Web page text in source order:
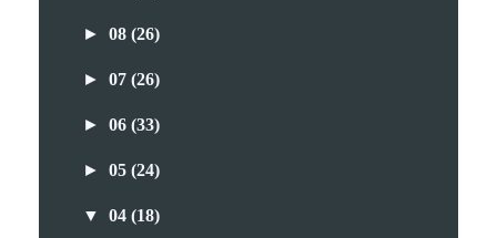
►08(26)
►07(26)
►06(33)
►05(24)
▼04(18)